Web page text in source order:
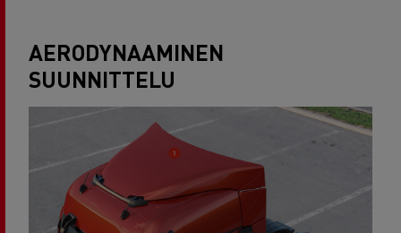
AERODYNAAMINEN
SUUNNITTELU